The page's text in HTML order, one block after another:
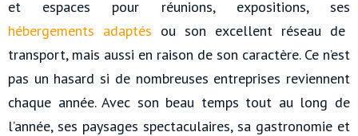
et espaces pour réunions, expositions, ses
hébergements adaptés ou son excellent réseau de
transport, mais aussi en raison de son caractère. Ce n’est
pas un hasard si de nombreuses entreprises reviennent
chaque année. Avec son beau temps tout au long de
l’année, ses paysages spectaculaires, sa gastronomie et